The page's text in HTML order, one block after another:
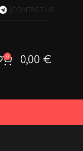
CONTACT US
0 0,00 €